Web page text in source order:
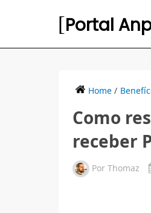
Portal
Home /
Como
receber
PorThomaz